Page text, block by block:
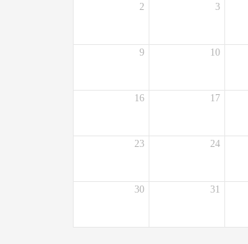
2 3
9 10
16 17
23 24
30 31